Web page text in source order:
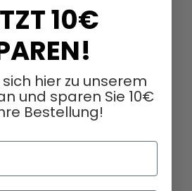
10€
hier zu unserem
und sparen Sie 10€
Bestellung!